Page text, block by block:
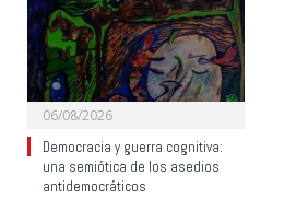
06/08/2026
Democracia y guerra cognitiva:
una semiótica de los asedios
antidemocráticos